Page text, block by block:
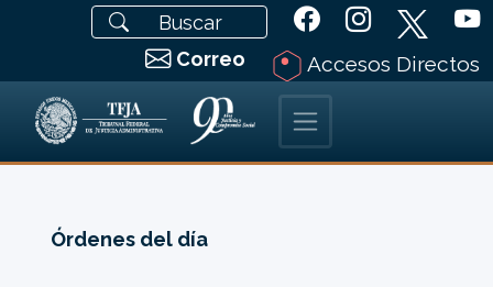
Correo Accesos Directos
Órdenes del día